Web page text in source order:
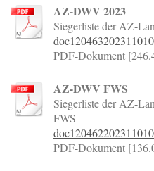
AZ-DWV 2023
Siegerliste der AZ-
PDF-Dokument
AZ-DWV FWS
Siegerliste der AZ-
FWS
PDF-Dokument